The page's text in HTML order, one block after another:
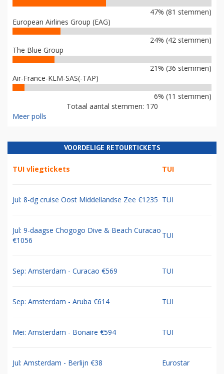
47% (81 stemmen)
European Airlines Group (EAG)
24% (42 stemmen)
The Blue Group
21% (36 stemmen)
Air-France-KLM-SAS(-TAP)
6% (11 stemmen)
Totaal aantal stemmen: 170
Meer polls
VOORDELIGE RETOURTICKETS
TUI vliegtickets TUI
Jul: 8-dg cruise Oost Middellandse Zee €1235 TUI
Jul: 9-daagse Chogogo Dive & Beach Curacao
€1056
TUI
Sep: Amsterdam - Curacao €569 TUI
Sep: Amsterdam - Aruba €614 TUI
Mei: Amsterdam - Bonaire €594 TUI
Jul: Amsterdam - Berlijn €38 Eurostar